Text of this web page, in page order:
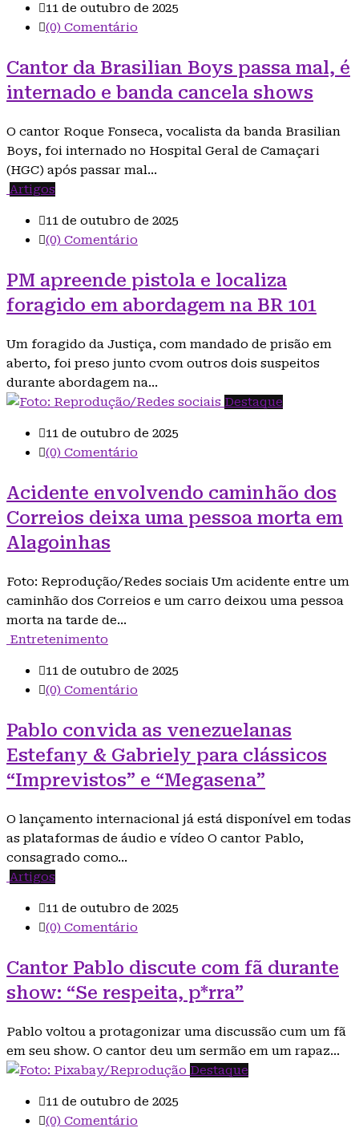
11 de outubro de 2025
(0) Comentário
Cantor da Brasilian Boys passa mal, é
internado e banda cancela shows
O cantor Roque Fonseca, vocalista da banda Brasilian
Boys, foi internado no Hospital Geral de Camaçari
(HGC) após passar mal…
Artigos
11 de outubro de 2025
(0) Comentário
PM apreende pistola e localiza
foragido em abordagem na BR 101
Um foragido da Justiça, com mandado de prisão em
aberto, foi preso junto cvom outros dois suspeitos
durante abordagem na…
Destaque
11 de outubro de 2025
(0) Comentário
Acidente envolvendo caminhão dos
Correios deixa uma pessoa morta em
Alagoinhas
Foto: Reprodução/Redes sociais Um acidente entre um
caminhão dos Correios e um carro deixou uma pessoa
morta na tarde de…
Entretenimento
11 de outubro de 2025
(0) Comentário
Pablo convida as venezuelanas
Estefany & Gabriely para clássicos
“Imprevistos” e “Megasena”
O lançamento internacional já está disponível em todas
as plataformas de áudio e vídeo O cantor Pablo,
consagrado como…
Artigos
11 de outubro de 2025
(0) Comentário
Cantor Pablo discute com fã durante
show: “Se respeita, p*rra”
Pablo voltou a protagonizar uma discussão cum um fã
em seu show. O cantor deu um sermão em um rapaz…
Destaque
11 de outubro de 2025
(0) Comentário